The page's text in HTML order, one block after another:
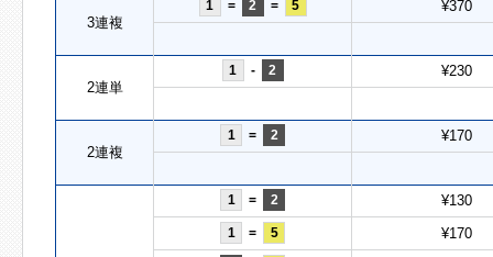
3連複
1 = 2 = 5 ¥370
2連単
1 - 2 ¥230
2連複
1 = 2 ¥170
1 = 2 ¥130
1 = 5 ¥170